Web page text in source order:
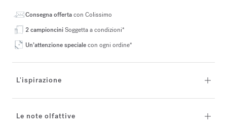
Consegna offertacon Colissimo
2 campionciniSoggetta a condizioni*
Un’attenzione specialecon ogni ordine*
L'ispirazione
Le note olfattive